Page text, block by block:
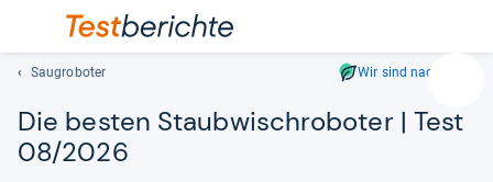
Geben
Saugroboter Wir sind nachhaltig
Die bes­ten Staub­wisch­ro­bo­ter | Test
08/2026